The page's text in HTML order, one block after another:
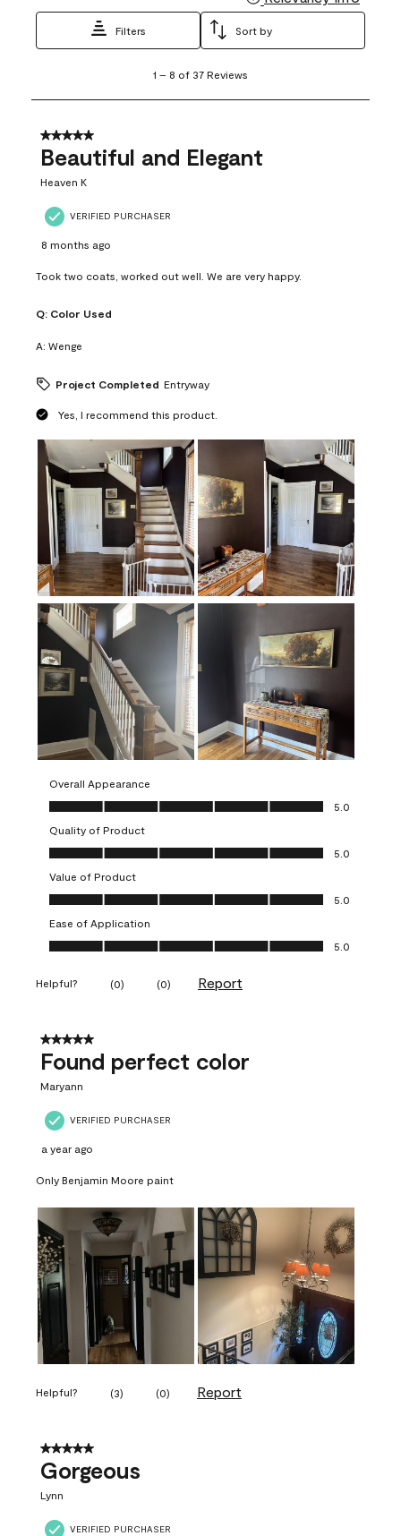
Filters Sort by
8
37
Reviews
1 – 8 of 37 Reviews
5 out of 5 stars.
Beautiful and Elegant
Heaven K
VERIFIED PURCHASER
8 months ago
Took two coats, worked out well. We are very happy.
Q: Color Used
A: Wenge
Project Completed Entryway
Yes, I recommend this product.
Overall Appearance
Overall Appearance, 5.0 out of 5
5.0
Quality of Product
Quality of Product, 5.0 out of 5
5.0
Value of Product
Value of Product, 5.0 out of 5
5.0
Ease of Application
Ease of Application, 5.0 out of 5
5.0
Helpful? (0) (0) Report
5 out of 5 stars.
Found perfect color
Maryann
VERIFIED PURCHASER
a year ago
Only Benjamin Moore paint
Helpful? (3) (0) Report
5 out of 5 stars.
Gorgeous
Lynn
VERIFIED PURCHASER